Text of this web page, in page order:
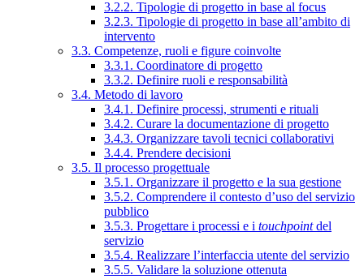
3.2.2. Tipologie di progetto in base al focus
3.2.3. Tipologie di progetto in base all’ambito di
intervento
3.3. Competenze, ruoli e figure coinvolte
3.3.1. Coordinatore di progetto
3.3.2. Definire ruoli e responsabilità
3.4. Metodo di lavoro
3.4.1. Definire processi, strumenti e rituali
3.4.2. Curare la documentazione di progetto
3.4.3. Organizzare tavoli tecnici collaborativi
3.4.4. Prendere decisioni
3.5. Il processo progettuale
3.5.1. Organizzare il progetto e la sua gestione
3.5.2. Comprendere il contesto d’uso del servizio
pubblico
3.5.3. Progettare i processi e i touchpointdel
servizio
3.5.4. Realizzare l’interfaccia utente del servizio
3.5.5. Validare la soluzione ottenuta